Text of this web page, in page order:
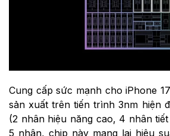
Cung cấp sức mạnh cho iPhone
sản xuất trên tiến trình 3nm hiện
(2 nhân hiệu năng cao, 4 nhân
5 nhân, chip này mang lại hiệu